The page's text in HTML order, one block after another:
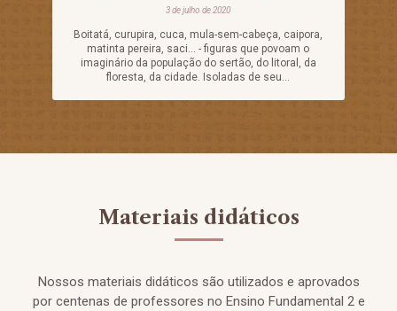
3 de julho de 2020
Boitatá, curupira, cuca, mula-sem-cabeça, caipora,
matinta pereira, saci... - figuras que povoam o
imaginário da população do sertão, do litoral, da
floresta, da cidade. Isoladas de seu...
Materiais didáticos
Nossos materiais didáticos são utilizados e aprovados
por centenas de professores no Ensino Fundamental 2 e